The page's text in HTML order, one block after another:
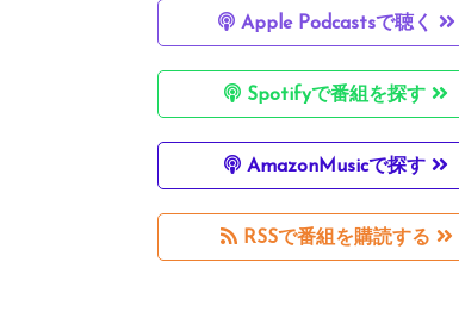
Apple Podcastsで聴く
Spotifyで番組を探す
AmazonMusicで探す
RSSで番組を購読する